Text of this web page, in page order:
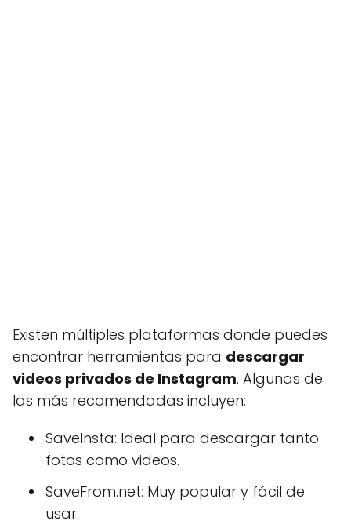
Existen múltiples plataformas donde puedes
encontrar herramientas para descargar
videos privados de Instagram. Algunas de
las más recomendadas incluyen:
SaveInsta: Ideal para descargar tanto
fotos como videos.
SaveFrom.net: Muy popular y fácil de
usar.